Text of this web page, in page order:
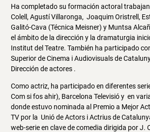
Ha completado su formación actoral
Colell, Agustí Villaronga, Joaquim Oristrell,
Galitó-Cava (Técnica Meisner) y Muntsa
el ámbito de la dirección y la dramaturgia
Institut del Teatre. También ha participado
Superior de Cinema i Audiovisuals de
Dirección de actores .
Como actriz, ha participado en diferentes
Com si fos ahir), Barcelona Televisió y en
donde estuvo nominada al Premio a Mejor
TV por la Unió de Actors i Actrius de
web-serie en clave de comedia dirigida por J.